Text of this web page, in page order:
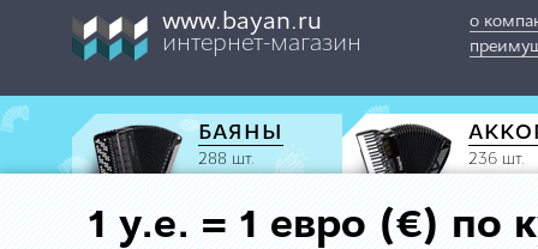
www.bayan.ru
интернет-магазин
о
БАЯНЫ
288 шт. 236 шт.
1 у.е. = 1 евро (€) по